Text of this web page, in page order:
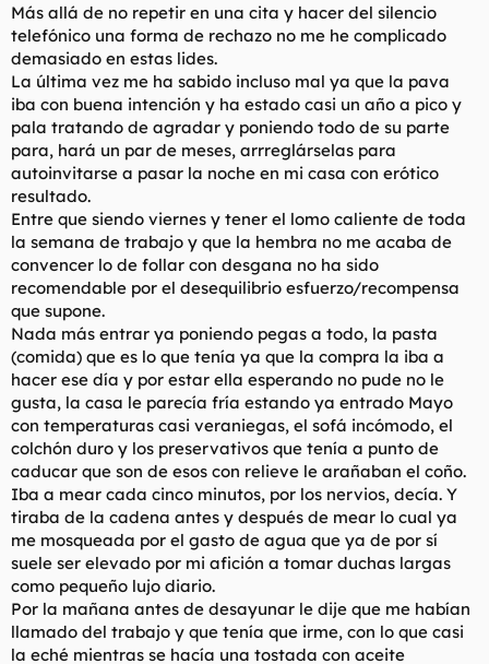
:
Más allá de no repetir en una cita y hacer del silencio
telefónico una forma de rechazo no me he complicado
demasiado en estas lides.
La última vez me ha sabido incluso mal ya que la pava
iba con buena intención y ha estado casi un año a pico y
pala tratando de agradar y poniendo todo de su parte
para, hará un par de meses, arrreglárselas para
autoinvitarse a pasar la noche en mi casa con erótico
resultado.
Entre que siendo viernes y tener el lomo caliente de toda
la semana de trabajo y que la hembra no me acaba de
convencer lo de follar con desgana no ha sido
recomendable por el desequilibrio esfuerzo/recompensa
que supone.
Nada más entrar ya poniendo pegas a todo, la pasta
(comida) que es lo que tenía ya que la compra la iba a
hacer ese día y por estar ella esperando no pude no le
gusta, la casa le parecía fría estando ya entrado Mayo
con temperaturas casi veraniegas, el sofá incómodo, el
colchón duro y los preservativos que tenía a punto de
caducar que son de esos con relieve le arañaban el coño.
Iba a mear cada cinco minutos, por los nervios, decía. Y
tiraba de la cadena antes y después de mear lo cual ya
me mosqueada por el gasto de agua que ya de por sí
suele ser elevado por mi afición a tomar duchas largas
como pequeño lujo diario.
Por la mañana antes de desayunar le dije que me habían
llamado del trabajo y que tenía que irme, con lo que casi
la eché mientras se hacía una tostada con aceite